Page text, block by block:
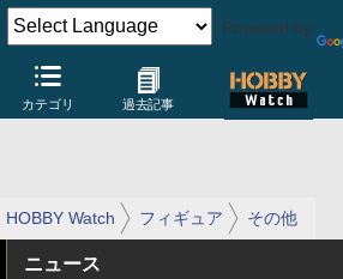
Powered by
カテゴリ 過去記事
HOBBY Watch フィギュア その他
ニュース